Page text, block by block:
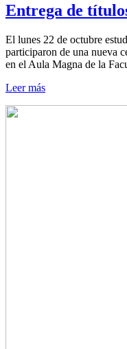
Entrega de
El lunes 22 de octubre
participaron de una nueva
en el Aula Magna de la
Leer más